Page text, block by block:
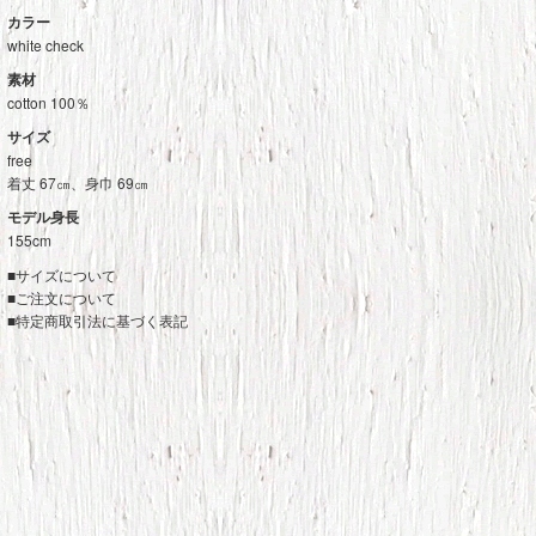
カラー
white check
素材
cotton 100％
サイズ
free
着丈 67㎝、身巾 69㎝
モデル身長
155cm
■サイズについて
■ご注文について
■特定商取引法に基づく表記